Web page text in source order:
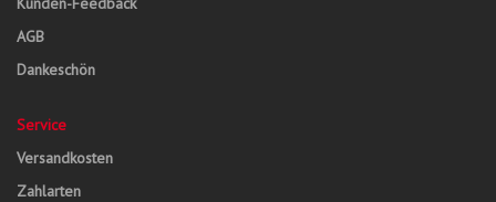
AGB
Dankeschön
Service
Versandkosten
Zahlarten